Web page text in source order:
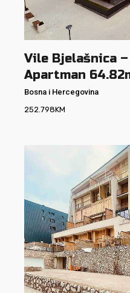
Vile Bjelašnica
Apartman
Bosna i Hercegovina
252.798KM